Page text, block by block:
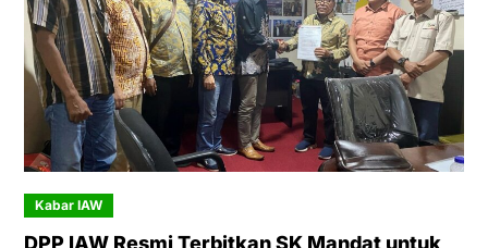
Kabar IAW
DPP IAW Resmi Terbitkan SK Mandat untuk